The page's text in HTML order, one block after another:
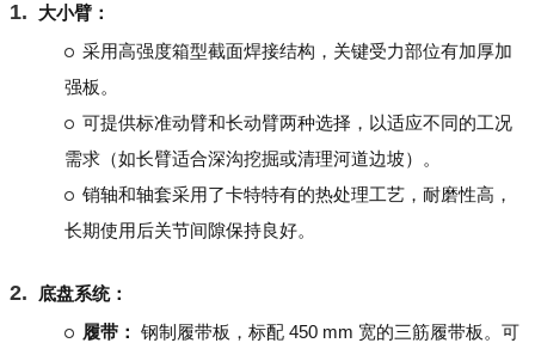
大小臂：
采用高强度箱型截面焊接结构，关键受力部位有加厚加
强板。
可提供标准动臂和长动臂两种选择，以适应不同的工况
需求（如长臂适合深沟挖掘或清理河道边坡）。
销轴和轴套采用了卡特特有的热处理工艺，耐磨性高，
长期使用后关节间隙保持良好。
底盘系统：
履带： 钢制履带板，标配 450 mm 宽的三筋履带板。可